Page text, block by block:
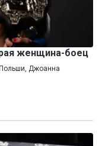
женщина-боец
Джоанна